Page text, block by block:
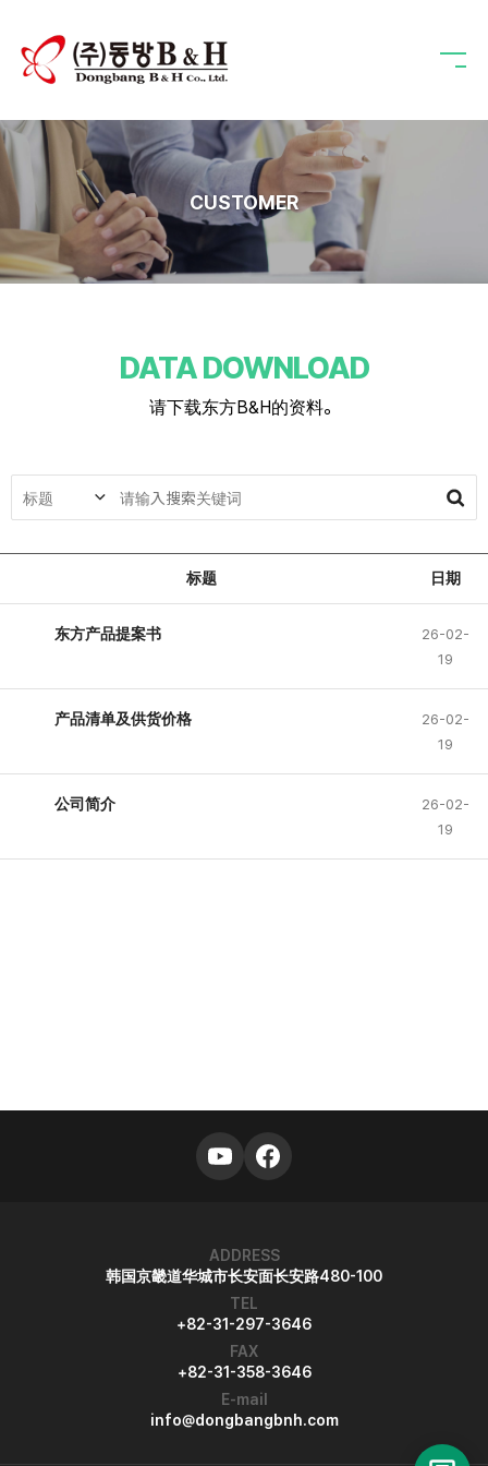
CUSTOMER
DATA DOWNLOAD
请下载东方B&H的资料。
标题 日期
东方产品提案书
26-02-
19
产品清单及供货价格
26-02-
19
公司简介
26-02-
19
ADDRESS
韩国京畿道华城市长安面长安路480-100
TEL
+82-31-297-3646
FAX
+82-31-358-3646
E-mail
info@dongbangbnh.com